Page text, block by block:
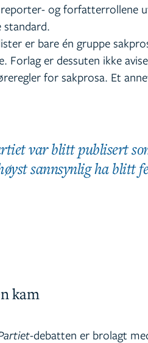
og forfatterrollene
standard.
er bare én gruppe
Forlag er dessuten ikke
for sakprosa. Et
var blitt publisert
sannsynlig ha blitt
kam
-debatten er brolagt